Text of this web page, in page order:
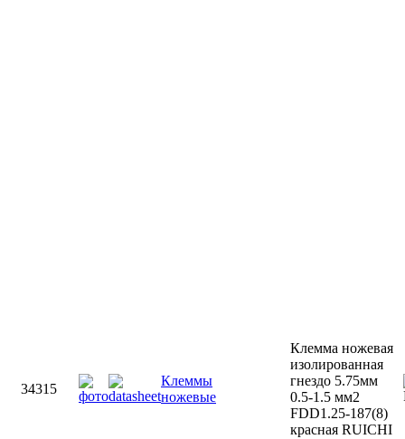
34315
Клеммы
ножевые
Клемма ножевая
изолированная
гнездо 5.75мм
0.5-1.5 мм2
FDD1.25-187(8)
красная RUICHI